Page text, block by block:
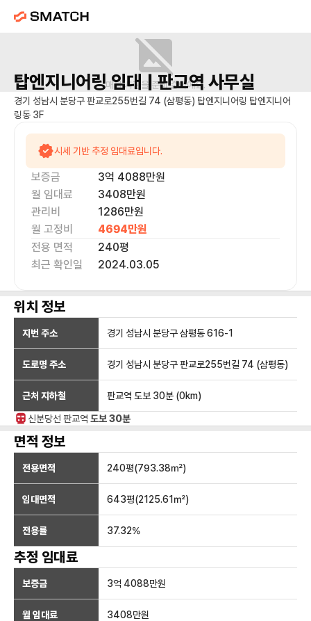
매물 사진을 준비 중이에요.
탑엔지니어링임대 | 판교역사무실
경기 성남시 분당구 판교로255번길 74 (삼평동) 탑엔지니어링 탑엔지니어
링동 3F
시세 기반 추정 임대료입니다.
보증금 3억 4088만원
월 임대료
3408만원
관리비
1286만원
월 고정비
4694만원
전용 면적
240평
최근 확인일
2024.03.05
위치 정보
지번 주소 경기 성남시 분당구 삼평동 616-1
도로명 주소 경기 성남시 분당구 판교로255번길 74 (삼평동)
근처 지하철 판교역 도보 30분 (0km)
신분당선 판교역 도보 30분
면적 정보
전용면적 240평(793.38㎡)
임대면적 643평(2125.61㎡)
전용률 37.32%
추정 임대료
보증금 3억 4088만원
월 임대료 3408만원